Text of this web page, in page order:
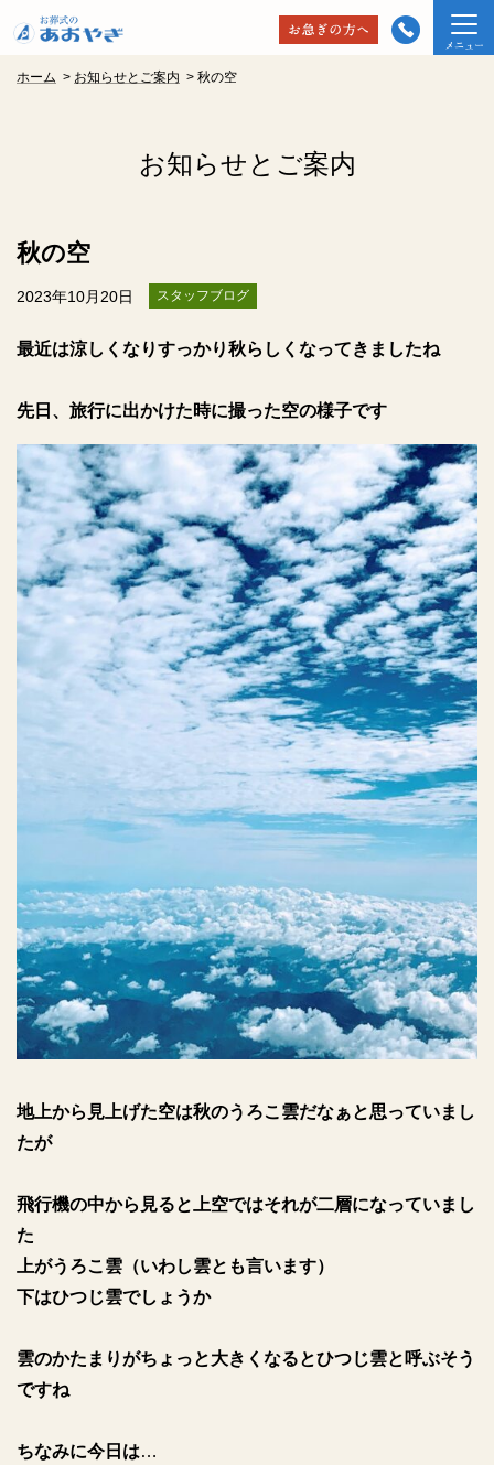
ホーム > お知らせとご案内 > 秋の空
お知らせとご案内
秋の空
2023年10月20日 スタッフブログ
最近は涼しくなりすっかり秋らしくなってきましたね
先日、旅行に出かけた時に撮った空の様子です
地上から見上げた空は秋のうろこ雲だなぁと思っていまし
たが
飛行機の中から見ると上空ではそれが二層になっていまし
た
上がうろこ雲（いわし雲とも言います）
下はひつじ雲でしょうか
雲のかたまりがちょっと大きくなるとひつじ雲と呼ぶそう
ですね
ちなみに今日は…